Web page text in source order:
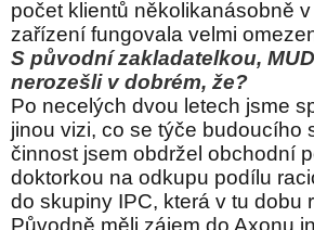
počet klientů několikanásobně
zařízení fungovala velmi
S původní zakladatelkou,
nerozešli v dobrém, že?
Po necelých dvou letech jsme
jinou vizi, co se týče budoucího
činnost jsem obdržel obchodní
doktorkou na odkupu podílu
do skupiny IPC, která v tu dobu
Původně měli zájem do Axonu